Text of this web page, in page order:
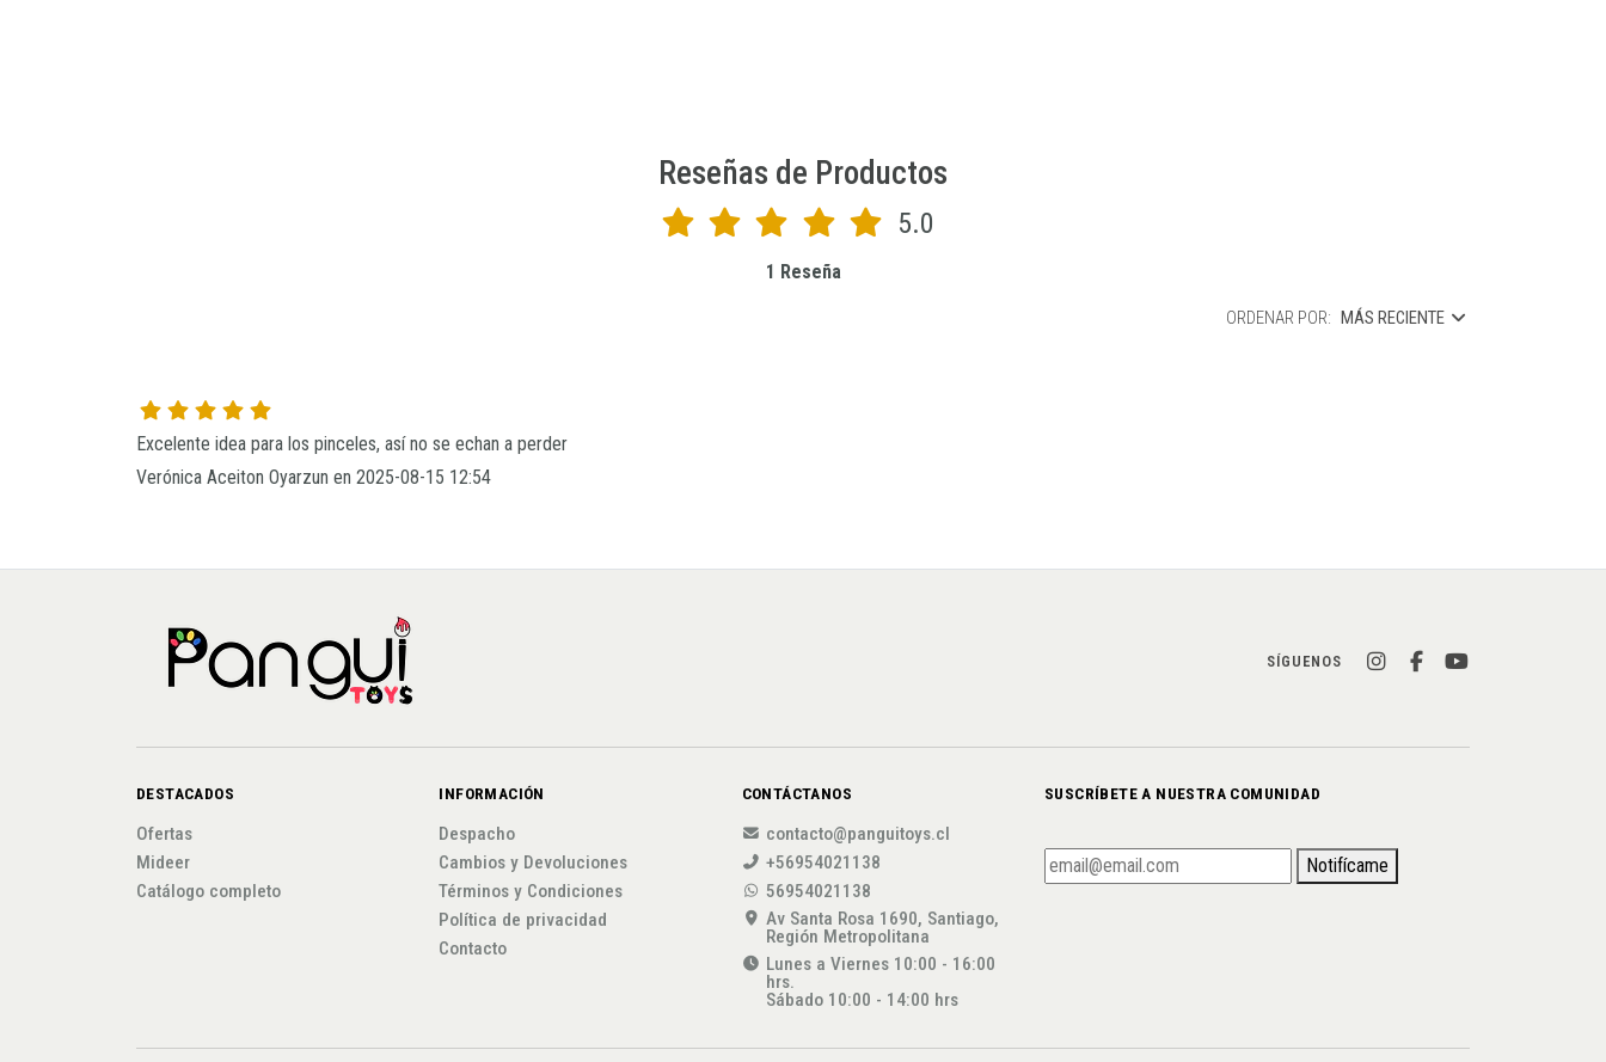
Reseñas de Productos
5.0
1 Reseña
ORDENAR POR: MÁS RECIENTE
Verónica Aceiton Oyarzun en 2025-08-15 12:54
SÍGUENOS
DESTACADOS
Ofertas
Mideer
Catálogo completo
INFORMACIÓN
Despacho
Cambios y Devoluciones
Términos y Condiciones
Política de privacidad
Contacto
CONTÁCTANOS
contacto@panguitoys.cl
+56954021138
56954021138
Av Santa Rosa 1690, Santiago,
Región Metropolitana
Lunes a Viernes 10:00 - 16:00
hrs.
Sábado 10:00 - 14:00 hrs
SUSCRÍBETE A NUESTRA COMUNIDAD
Notifícame